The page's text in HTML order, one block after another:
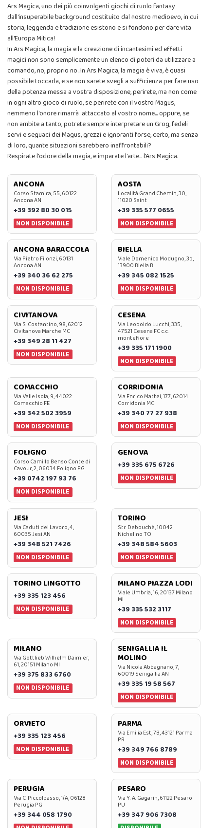
Ars Magica, uno dei più coinvolgenti giochi di ruolo fantasy
dall'insuperabile background costituito dal nostro medioevo, in cui
storia, leggenda e tradizione esistono e si fondono per dare vita
all'Europa Mitica!
In Ars Magica, la magia e la creazione di incantesimi ed effetti
magici non sono semplicemente un elenco di poteri da utilizzare a
comando, no, proprio no...In Ars Magica, la magia è viva, è quasi
possibile toccarla, e se non sarete svegli a sufficienza per fare uso
della potenza messa a vostra disposizione, perirete, ma non come
in ogni altro gioco di ruolo, se perirete con il vostro Magus,
nemmeno l'onore rimarrà attaccato al vostro nome... oppure, se
non ambite a tanto, potrete sempre interpretare un Grog, fedeli
servi e seguaci dei Magus, grezzi e ignoranti forse, certo, ma senza
di loro, quante situazioni sarebbero inaffrontabili?
Respirate l'odore della magia, e imparate l'arte... l'Ars Magica.
ANCONA
Corso Stamira, 55, 60122
Ancona AN
+39 392 80 30 015
NON DISPONIBILE
AOSTA
Località Grand Chemin, 30,
11020 Saint
+39 335 577 0655
NON DISPONIBILE
ANCONA BARACCOLA
Via Pietro Filonzi, 60131
Ancona AN
+39 340 36 62 275
NON DISPONIBILE
BIELLA
Viale Domenico Modugno, 3b,
13900 Biella BI
+39 345 082 1525
NON DISPONIBILE
CIVITANOVA
Via S. Costantino, 98, 62012
Civitanova Marche MC
+39 349 28 11 427
NON DISPONIBILE
CESENA
Via Leopoldo Lucchi, 335,
47521 Cesena FC c.c.
montefiore
+39 335 171 1900
NON DISPONIBILE
COMACCHIO
Via Valle Isola, 9, 44022
Comacchio FE
+39 342 502 3959
NON DISPONIBILE
CORRIDONIA
Via Enrico Mattei, 177, 62014
Corridonia MC
+39 340 77 27 938
NON DISPONIBILE
FOLIGNO
Corso Camillo Benso Conte di
Cavour, 2, 06034 Foligno PG
+39 0742 197 93 76
NON DISPONIBILE
GENOVA
+39 335 675 6726
NON DISPONIBILE
JESI
Via Caduti del Lavoro, 4,
60035 Jesi AN
+39 348 521 7426
NON DISPONIBILE
TORINO
Str. Debouchè, 10042
Nichelino TO
+39 348 584 5603
NON DISPONIBILE
TORINO LINGOTTO
+39 335 123 456
NON DISPONIBILE
MILANO PIAZZA LODI
Viale Umbria, 16, 20137 Milano
MI
+39 335 532 3117
NON DISPONIBILE
MILANO
Via Gottlieb Wilhelm Daimler,
61, 20151 Milano MI
+39 375 833 6760
NON DISPONIBILE
SENIGALLIA IL
MOLINO
Via Nicola Abbagnano, 7,
60019 Senigallia AN
+39 335 19 58 567
NON DISPONIBILE
ORVIETO
+39 335 123 456
NON DISPONIBILE
PARMA
Via Emilia Est, 7B, 43121 Parma
PR
+39 349 766 8789
NON DISPONIBILE
PERUGIA
Via C. Piccolpasso, 1/A, 06128
Perugia PG
+39 344 058 1790
PESARO
Via Y. A. Gagarin, 61122 Pesaro
PU
+39 347 906 7308